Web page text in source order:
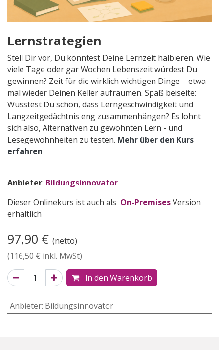
Lernstrategien
Stell Dir vor, Du könntest Deine Lernzeit halbieren. Wie
viele Tage oder gar Wochen Lebenszeit würdest Du
gewinnen? Zeit für die wirklich wichtigen Dinge – etwa
mal wieder Deinen Keller aufräumen. Spaß beiseite:
Wusstest Du schon, dass Lerngeschwindigkeit und
Langzeitgedächtnis eng zusammenhängen? Es lohnt
sich also, Alternativen zu gewohnten Lern - und
Lesegewohnheiten zu testen. Mehr über den Kurs
erfahren
Anbieter: Bildungsinnovator
Dieser Onlinekurs ist auch als On-PremisesVersion
erhältlich
97,90 € (netto)
(116,50 € inkl. MwSt)
In den Warenkorb
Anbieter: Bildungsinnovator